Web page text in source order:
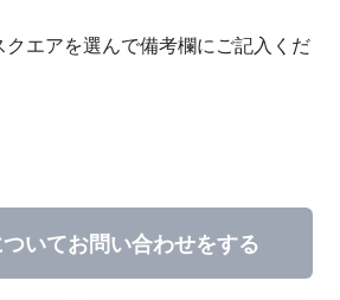
エアを選んで備考欄にご記入くだ
いてお問い合わせをする